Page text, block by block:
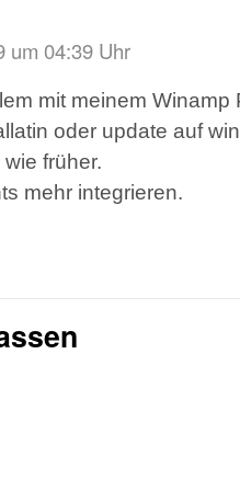
um 04:39 Uhr
mit meinem Winamp
oder update auf
früher.
mehr integrieren.